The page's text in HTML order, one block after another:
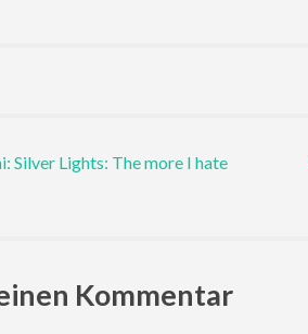
Silver Lights: The more I hate
Kommentar